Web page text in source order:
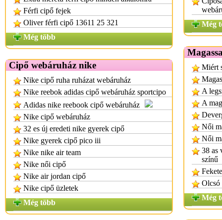
Férfi cipő fejek
Oliver férfi cipő 13611 25 321
Még több
Cipő webáruház nike
Nike cipő ruha ruházat webáruház
Nike reebok adidas cipő webáruház sportcipo
Adidas nike reebook cipő webáruház
Nike cipő webáruház
32 es új eredeti nike gyerek cipő
Nike gyerek cipő pico iii
Nike nike air team
Nike női cipő
Nike air jordan cipő
Nike cipő üzletek
Még több
Még
Miért
A
A
Női
Női
38 as
színű
Olcsó
Még